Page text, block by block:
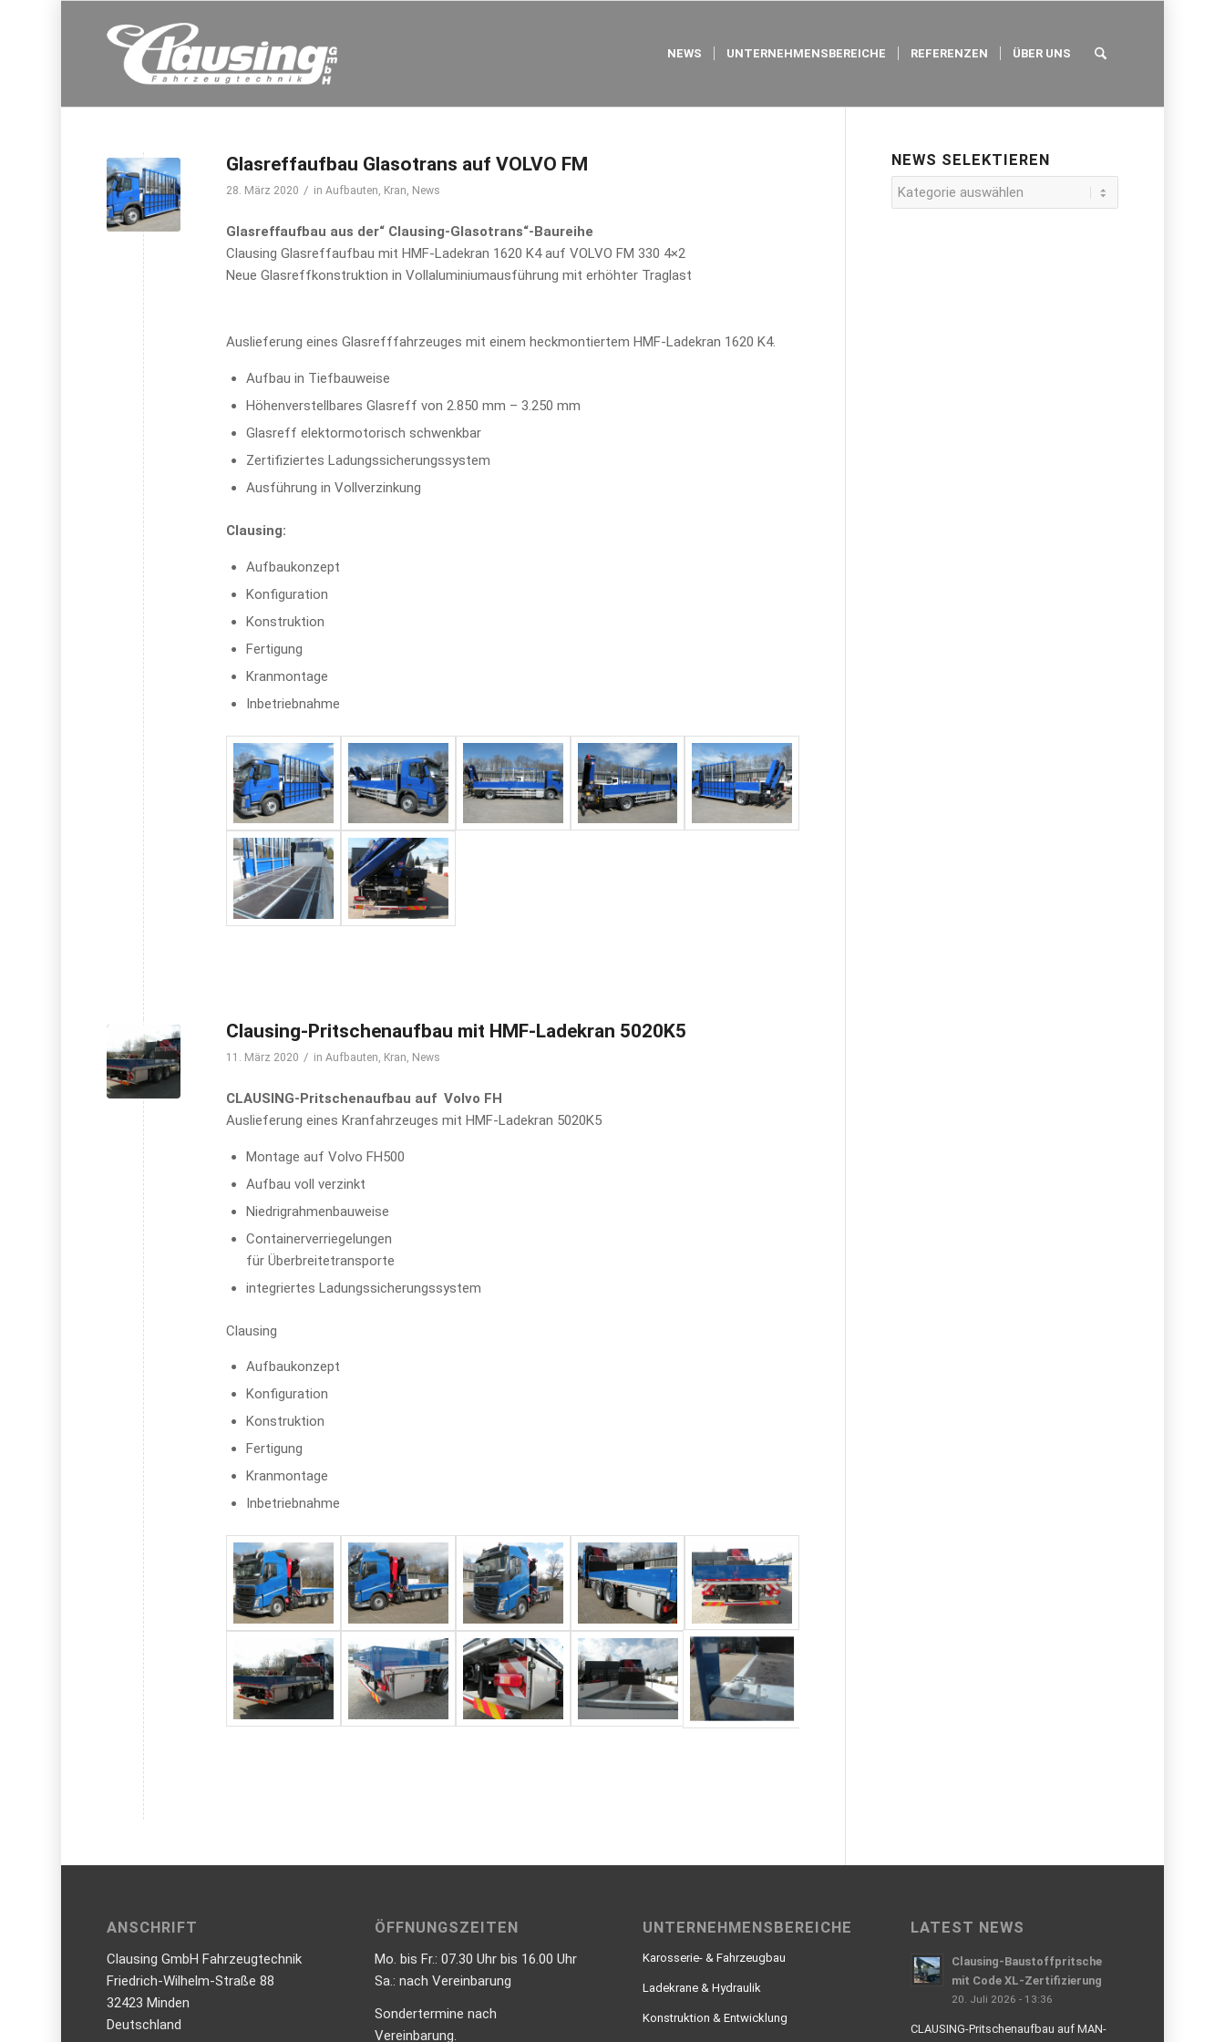
NEWS UNTERNEHMENSBEREICHE REFERENZEN ÜBER UNS
Glasreffaufbau Glasotrans auf VOLVO FM
28. März 2020 / inAufbauten, Kran, News
Glasreffaufbau aus der“ Clausing-Glasotrans“-Baureihe
Clausing Glasreffaufbau mit HMF-Ladekran 1620 K4 auf VOLVO FM 330 4×2
Neue Glasreffkonstruktion in Vollaluminiumausführung mit erhöhter Traglast
Auslieferung eines Glasrefffahrzeuges mit einem heckmontiertem HMF-Ladekran 1620 K4.
Aufbau in Tiefbauweise
Höhenverstellbares Glasreff von 2.850 mm – 3.250 mm
Glasreff elektormotorisch schwenkbar
Zertifiziertes Ladungssicherungssystem
Ausführung in Vollverzinkung
Clausing:
Aufbaukonzept
Konfiguration
Konstruktion
Fertigung
Kranmontage
Inbetriebnahme
Clausing-Pritschenaufbau mit HMF-Ladekran 5020K5
11. März 2020 / inAufbauten, Kran, News
CLAUSING-Pritschenaufbau auf Volvo FH
Auslieferung eines Kranfahrzeuges mit HMF-Ladekran 5020K5
Montage auf Volvo FH500
Aufbau voll verzinkt
Niedrigrahmenbauweise
Containerverriegelungen
für Überbreitetransporte
integriertes Ladungssicherungssystem
Clausing
Aufbaukonzept
Konfiguration
Konstruktion
Fertigung
Kranmontage
Inbetriebnahme
NEWS SELEKTIEREN
News
selektieren
ANSCHRIFT
Clausing GmbH Fahrzeugtechnik
Friedrich-Wilhelm-Straße 88
32423 Minden
Deutschland
ÖFFNUNGSZEITEN
Mo. bis Fr.: 07.30 Uhr bis 16.00 Uhr
Sa.: nach Vereinbarung
Sondertermine nach
Vereinbarung.
UNTERNEHMENSBEREICHE
Karosserie- & Fahrzeugbau
Ladekrane & Hydraulik
Konstruktion & Entwicklung
LATEST NEWS
Clausing-Baustoffpritsche
mit Code XL-Zertifizierung
20. Juli 2026 - 13:36
CLAUSING-Pritschenaufbau auf MAN-